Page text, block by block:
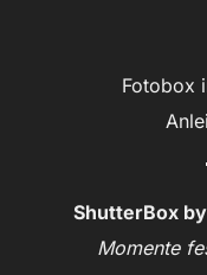
Fotobox
ShutterBox
Momente